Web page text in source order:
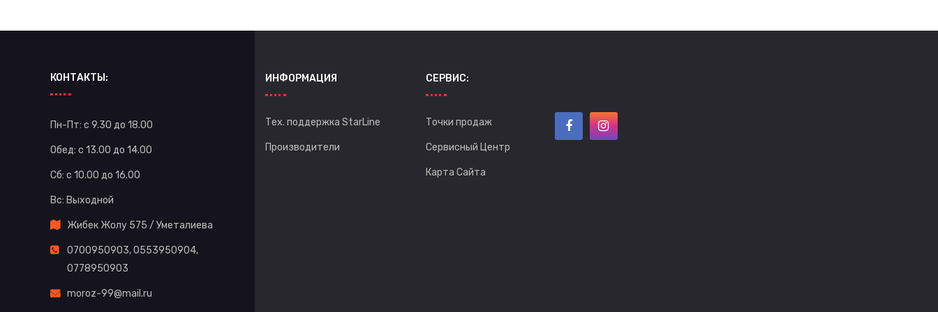
КОНТАКТЫ:
Пн-Пт: с 9.30 до 18.00
Обед: с 13.00 до 14.00
Сб: с 10.00 до 16.00
Вс: Выходной
Жибек Жолу 575 / Уметалиева
0700950903,0553950904,
0778950903
moroz-99@mail.ru
ИНФОРМАЦИЯ
Тех. поддержка StarLine
Производители
СЕРВИС:
Точки продаж
Сервисный Центр
Карта Сайта